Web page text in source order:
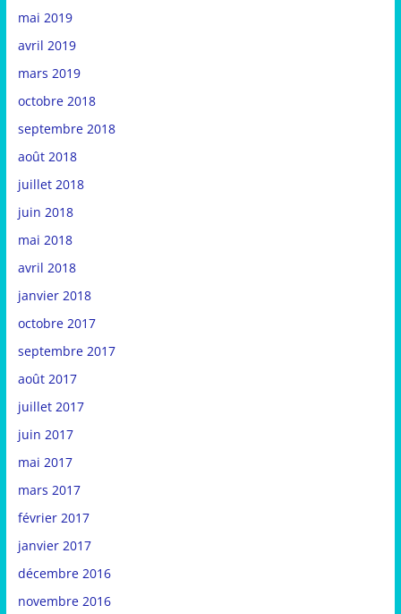
mai 2019
avril 2019
mars 2019
octobre 2018
septembre 2018
août 2018
juillet 2018
juin 2018
mai 2018
avril 2018
janvier 2018
octobre 2017
septembre 2017
août 2017
juillet 2017
juin 2017
mai 2017
mars 2017
février 2017
janvier 2017
décembre 2016
novembre 2016